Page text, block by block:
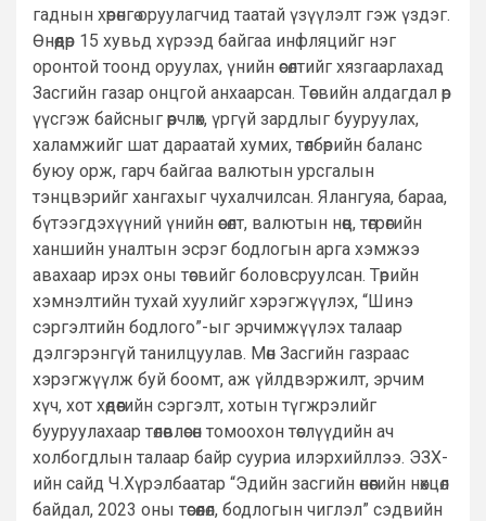
гаднын хөрөнгө оруулагчид таатай үзүүлэлт гэж үздэг.
Өнөөдөр 15 хувьд хүрээд байгаа инфляцийг нэг
оронтой тоонд оруулах, үнийн өсөлтийг хязгаарлахад
Засгийн газар онцгой анхаарсан. Төсвийн алдагдал өр
үүсгэж байсныг өөрчлөх, үргүй зардлыг бууруулах,
халамжийг шат дараатай хумих, төлбөрийн баланс
буюу орж, гарч байгаа валютын урсгалын
тэнцвэрийг хангахыг чухалчилсан. Ялангуяа, бараа,
бүтээгдэхүүний үнийн өсөлт, валютын нөөц, төгрөгийн
ханшийн уналтын эсрэг бодлогын арга хэмжээ
авахаар ирэх оны төсвийг боловсруулсан. Төрийн
хэмнэлтийн тухай хуулийг хэрэгжүүлэх, “Шинэ
сэргэлтийн бодлого”-ыг эрчимжүүлэх талаар
дэлгэрэнгүй танилцуулав. Мөн Засгийн газраас
хэрэгжүүлж буй боомт, аж үйлдвэржилт, эрчим
хүч, хот хөдөөгийн сэргэлт, хотын түгжрэлийг
бууруулахаар төлөвлөсөн томоохон төслүүдийн ач
холбогдлын талаар байр сууриа илэрхийллээ. ЭЗХ-
ийн сайд Ч.Хүрэлбаатар “Эдийн засгийн өнөөгийн нөхцөл
байдал, 2023 оны төсөөлөл, бодлогын чиглэл” сэдвийн